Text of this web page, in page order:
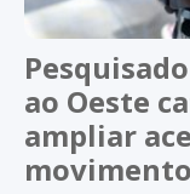
ao Oeste
ampliar